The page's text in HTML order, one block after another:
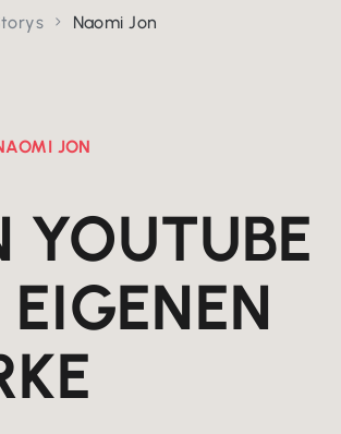
 Naomi Jon
JON
YOUTUBE